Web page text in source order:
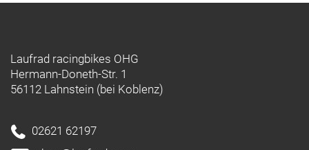
Laufrad racingbikes OHG
Hermann-Doneth-Str. 1
56112 Lahnstein (bei Koblenz)
02621 62197